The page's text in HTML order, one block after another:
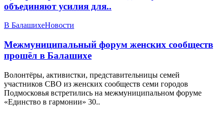
объединяют усилия для..
В БалашихеНовости
Межмуниципальный форум женских сообществ
прошёл в Балашихе
Волонтёры, активистки, представительницы семей
участников СВО из женских сообществ семи городов
Подмосковья встретились на межмуниципальном форуме
«Единство в гармонии» 30..